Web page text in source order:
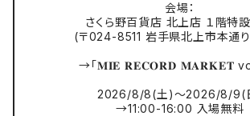
会場：
さくら野百貨店 北上店 １階特
(〒024-8511 岩手県北上市本通
→「𝐌𝐈𝐄 𝐑𝐄𝐂𝐎𝐑𝐃 𝐌𝐀𝐑𝐊𝐄𝐓
2026/8/8(土)〜2026/8/9(
→11:00-16:00 入場無料